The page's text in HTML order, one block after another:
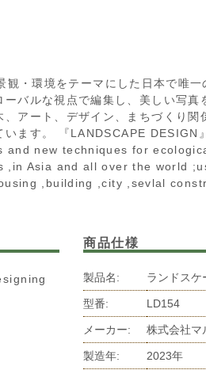
観・環境をテーマにした日本で唯
バルな視点で編集し、美しい写真
アート、デザイン、まちづくり関
います。 『LANDSCAPE
new techniques for
,in Asia and all over the world
,building ,city ,sevlal
商品仕様
製品名: ランドスケ
型番: LD154
メーカー: 株式会社マ
製造年: 2023年